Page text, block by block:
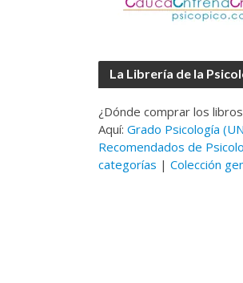
La Librería de la
¿Dónde comprar los
Aquí:Grado Psicología
Recomendados de
categorías |Colección